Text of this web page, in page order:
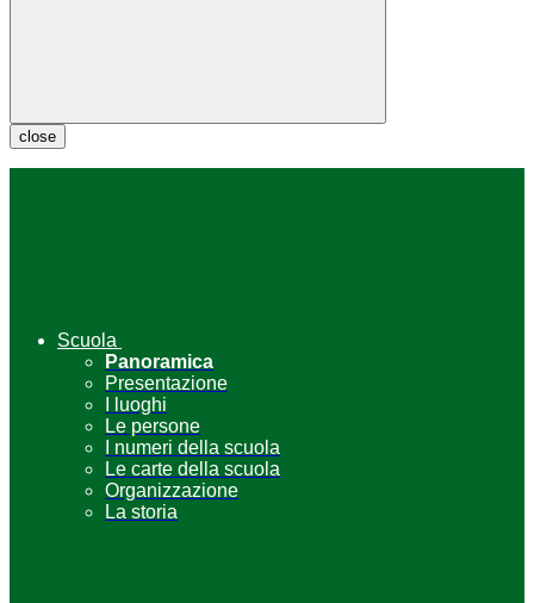
close
Scuola
Panoramica
Presentazione
I luoghi
Le persone
I numeri della scuola
Le carte della scuola
Organizzazione
La storia